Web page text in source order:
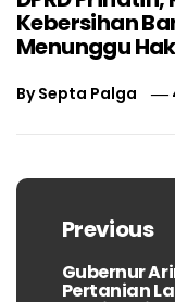
Kebersihan
Menunggu
BySepta Palga
Navigasi
posPrevious
Previous
Gubernur
Pertanian